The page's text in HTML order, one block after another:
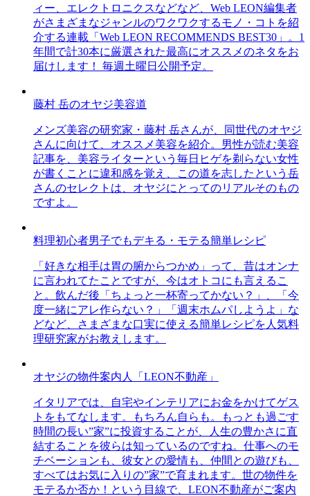
ィー、エレクトロニクスなどなど、Web LEON編集者
がさまざまなジャンルのワクワクするモノ・コトを紹
介する連載「Web LEON RECOMMENDS BEST30」。1
年間で計30本に厳選された最高にオススメのネタをお
届けします！ 毎週土曜日公開予定。
藤村 岳のオヤジ美容道
メンズ美容の研究家・藤村 岳さんが、同世代のオヤジ
さんに向けて、オススメ美容を紹介。男性が読む美容
記事を、美容ライターという毎日ヒゲを剃らない女性
が書くことに違和感を覚え、この道を志したという岳
さんのセレクトは、オヤジにとってのリアルそのもの
ですよ。
料理初心者男子でもデキる・モテる簡単レシピ
「好きな相手は胃の腑からつかめ」って、昔はオンナ
に言われてたことですが、今はオトコにも言えるこ
と。飲んだ後「ちょっと一杯寄ってかない？」、「今
度一緒にアレ作らない？」「週末ホムパしようよ」な
どなど、さまざまな口実に使える簡単レシピを人気料
理研究家がお教えします。
オヤジの物件案内人「LEON不動産」
イタリアでは、自宅やインテリアにお金をかけてゲス
トをもてなします。もちろん自らも。もっとも過ごす
時間の長い”家”に投資することが、人生の豊かさに直
結することを彼らは知っているのですね。仕事へのモ
チベーションも、彼女との愛情も、仲間との遊びも、
すべてはお気に入りの”家”で育まれます。世の物件を
モテるか否か！という目線で、LEON不動産がご案内